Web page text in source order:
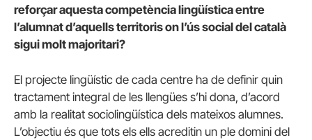
reforçar aquesta competència lingüística entre
l’alumnat d’aquells territoris on l’ús social del català
sigui molt majoritari?
El projecte lingüístic de cada centre ha de definir quin
tractament integral de les llengües s’hi dona, d’acord
amb la realitat sociolingüística dels mateixos alumnes.
L’objectiu és que tots els ells acreditin un ple domini del